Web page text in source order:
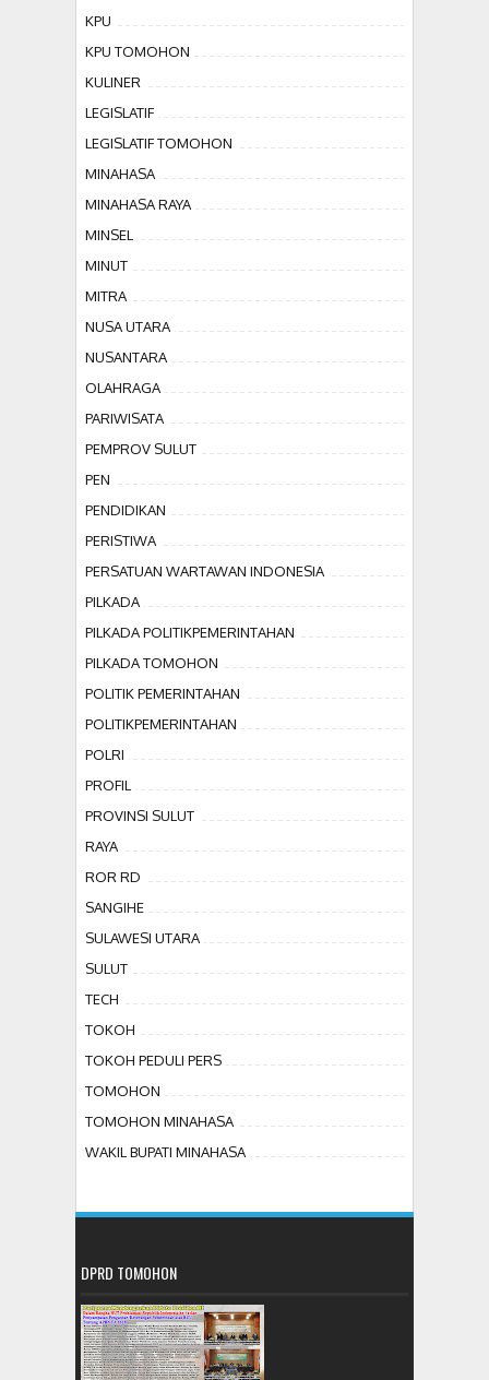
KPU
KPU TOMOHON
KULINER
LEGISLATIF
LEGISLATIF TOMOHON
MINAHASA
MINAHASA RAYA
MINSEL
MINUT
MITRA
NUSA UTARA
NUSANTARA
OLAHRAGA
PARIWISATA
PEMPROV SULUT
PEN
PENDIDIKAN
PERISTIWA
PERSATUAN WARTAWAN INDONESIA
PILKADA
PILKADA POLITIKPEMERINTAHAN
PILKADA TOMOHON
POLITIK PEMERINTAHAN
POLITIKPEMERINTAHAN
POLRI
PROFIL
PROVINSI SULUT
RAYA
ROR RD
SANGIHE
SULAWESI UTARA
SULUT
TECH
TOKOH
TOKOH PEDULI PERS
TOMOHON
TOMOHON MINAHASA
WAKIL BUPATI MINAHASA
DPRD TOMOHON